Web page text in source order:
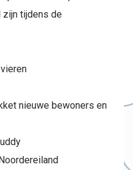
zijn tijdens de
nieuwe bewoners en